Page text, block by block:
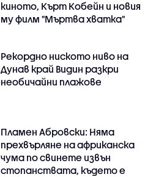
киното, Кърт Кобейн и новия
му филм "Мъртва хватка"
Рекордно ниското ниво на
Дунав край Видин разкри
необичайни плажове
Пламен Абровски: Няма
прехвърляне на африканска
чума по свинете извън
стопанствата, където е